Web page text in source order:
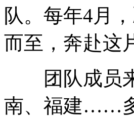
队。每年4月
而至，奔赴这
团队成员来
南、福建……